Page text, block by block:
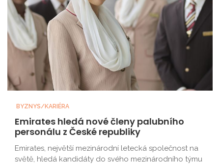
BYZNYS/KARIÉRA
Emirates hledá nové členy palubního
personálu z České republiky
Emirates, největší mezinárodní letecká společnost na
světě, hledá kandidáty do svého mezinárodního týmu